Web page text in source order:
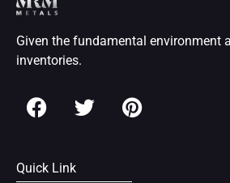
Given the fundamental environment
inventories.
F
a
e
b
T
w
t
P
i
e
Quick Link